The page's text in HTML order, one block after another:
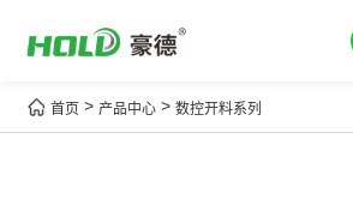
首页 > 产品中心 >数控开料系列